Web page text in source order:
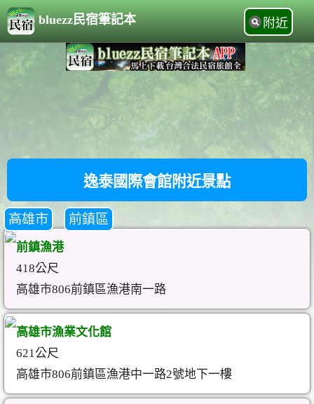
bluezz民宿筆記本 附近
逸泰國際會館附近景點
高雄市 前鎮區
前鎮漁港
418公尺
高雄市806前鎮區漁港南一路
高雄市漁業文化館
621公尺
高雄市806前鎮區漁港中一路2號地下一樓